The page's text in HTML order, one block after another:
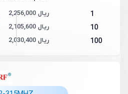
1 2,256,000 ریال
10 2,105,600 ریال
100 2,030,400 ریال